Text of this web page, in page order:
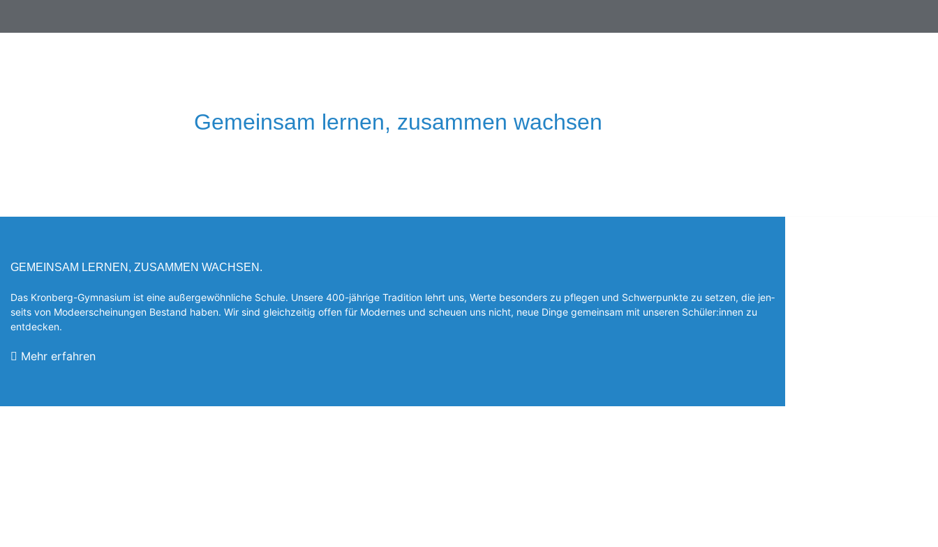
Gemeinsam lernen, zusammen wachsen
GEMEINSAM LERNEN, ZUSAMMEN WACHSEN.
Das Kronberg-Gymnasium ist eine außergewöhnliche Schule. Unsere 400-jährige Tradition lehrt uns, Werte besonders zu pflegen und Schwerpunkte zu setzen, die jen­
seits von Modeerscheinungen Be­stand haben. Wir sind gleichzeitig offen für Modernes und scheuen uns nicht, neue Dinge gemeinsam mit unseren Schüler:innen zu
entde­cken.
Mehr erfahren